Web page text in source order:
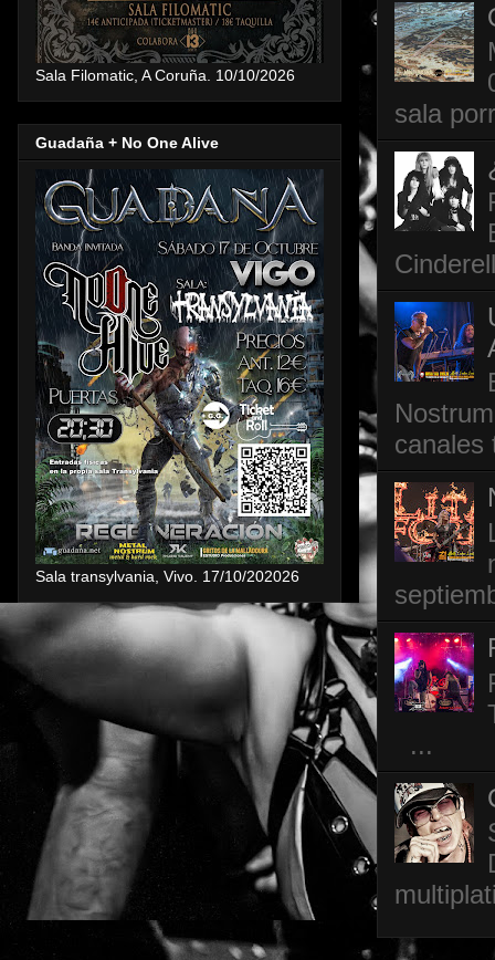
sala
canales
...
Sala Filomatic, A Coruña. 10/10/2026
Guadaña + No One Alive
Sala transylvania, Vivo. 17/10/202026